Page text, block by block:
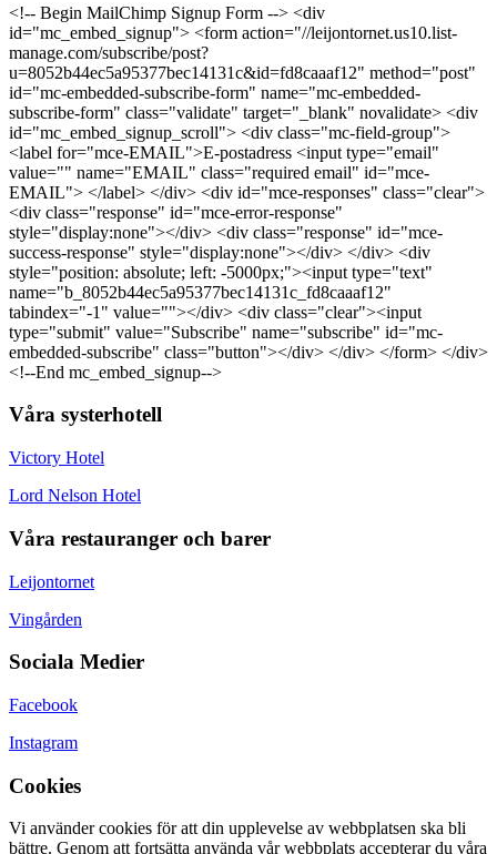
<!-- Begin MailChimp Signup Form --> <div
id="mc_embed_signup"> <form action="//leijontornet.us10.list-
manage.com/subscribe/post?
u=8052b44ec5a95377bec14131c&id=fd8caaaf12" method="post"
id="mc-embedded-subscribe-form" name="mc-embedded-
subscribe-form" class="validate" target="_blank" novalidate> <div
id="mc_embed_signup_scroll"> <div class="mc-field-group">
<label for="mce-EMAIL">E-postadress <input type="email"
value="" name="EMAIL" class="required email" id="mce-
EMAIL"> </label> </div> <div id="mce-responses" class="clear">
<div class="response" id="mce-error-response"
style="display:none"></div> <div class="response" id="mce-
success-response" style="display:none"></div> </div> <div
style="position: absolute; left: -5000px;"><input type="text"
name="b_8052b44ec5a95377bec14131c_fd8caaaf12"
tabindex="-1" value=""></div> <div class="clear"><input
type="submit" value="Subscribe" name="subscribe" id="mc-
embedded-subscribe" class="button"></div> </div> </form> </div>
<!--End mc_embed_signup-->
Våra systerhotell
Victory Hotel
Lord Nelson Hotel
Våra restauranger och barer
Leijontornet
Vingården
Sociala Medier
Facebook
Instagram
Cookies
Vi använder cookies för att din upplevelse av webbplatsen ska bli
bättre. Genom att fortsätta använda vår webbplats accepterar du våra